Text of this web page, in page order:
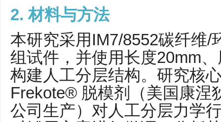
2. 材料与方法
本研究采用IM7/8552碳纤维/
组试件，并使用长度20mm
构建人工分层结构。研究核
Frekote® 脱模剂（美国康涅
公司生产）对人工分层力学